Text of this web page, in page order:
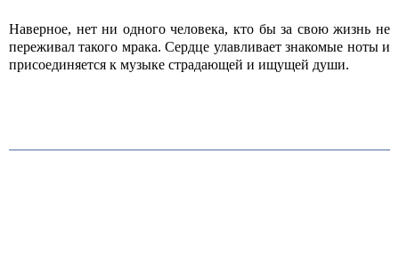
Наверное, нет ни одного человека, кто бы за свою жизнь не
переживал такого мрака. Сердце улавливает знакомые ноты и
присоединяется к музыке страдающей и ищущей души.